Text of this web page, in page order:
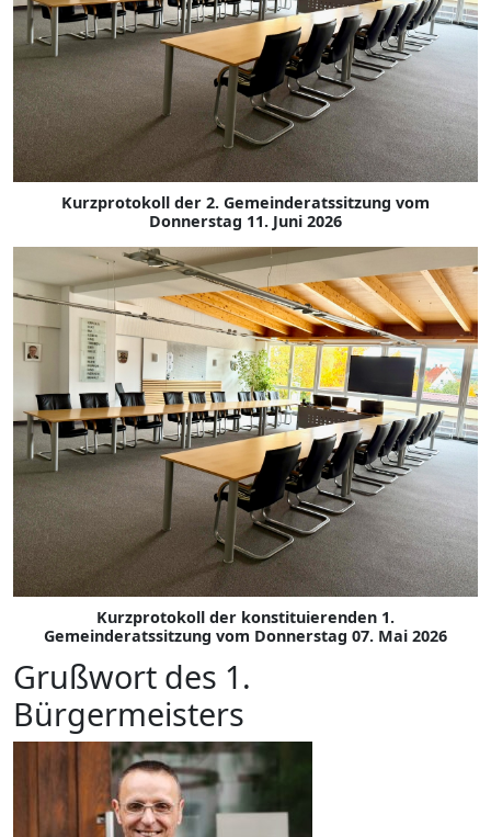
Kurzprotokoll der 2. Gemeinderatssitzung vom
Donnerstag 11. Juni 2026
Kurzprotokoll der konstituierenden 1.
Gemeinderatssitzung vom Donnerstag 07. Mai 2026
Grußwort des 1.
Bürgermeisters